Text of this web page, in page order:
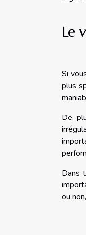
Le
Si
plus
De
Dans
ou